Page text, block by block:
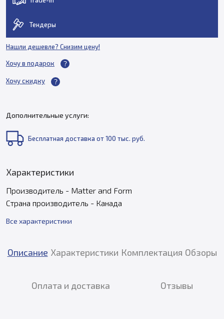
Тендеры
Нашли дешевле? Снизим цену!
Хочу в подарок
Хочу скидку
Дополнительные услуги:
Бесплатная доставка от 100 тыс. руб.
Характеристики
Производитель - Matter and Form
Страна производитель - Канада
Все характеристики
Описание Характеристики Комплектация Обзоры
Оплата и доставка Отзывы